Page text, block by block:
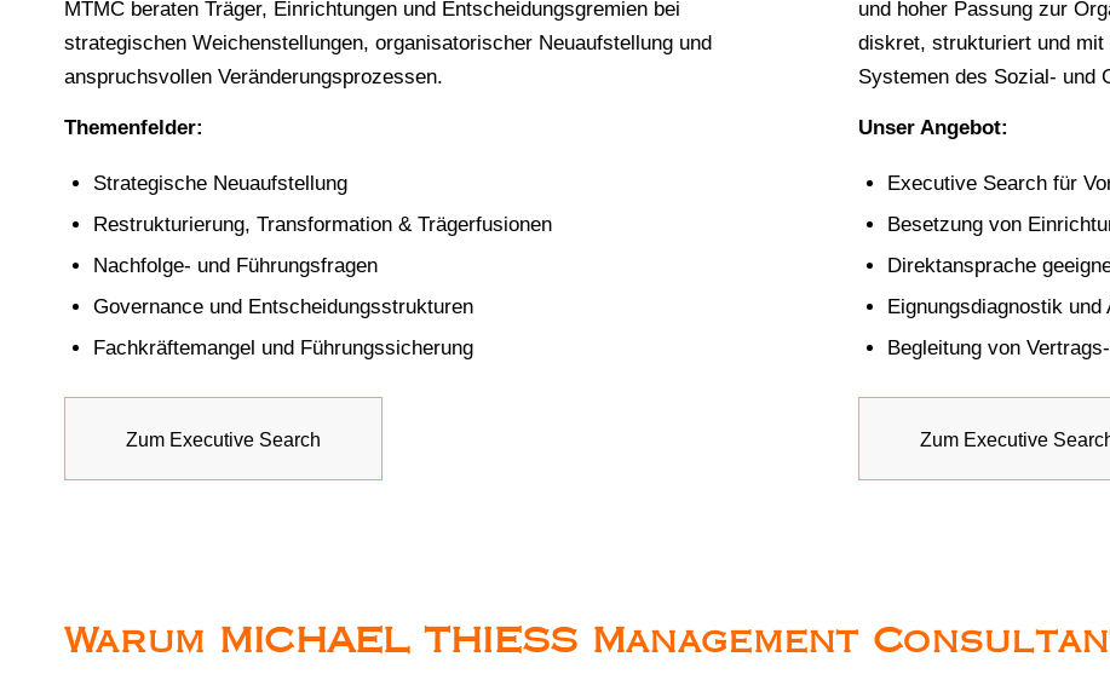
MTMC beraten Träger, Einrichtungen und Entscheidungsgremien bei
strategischen Weichenstellungen, organisatorischer Neuaufstellung und
anspruchsvollen Veränderungsprozessen.
Themenfelder:
Strategische Neuaufstellung
Restrukturierung, Transformation & Trägerfusionen
Nachfolge- und Führungsfragen
Governance und Entscheidungsstrukturen
Fachkräftemangel und Führungssicherung
Zum Executive Search
und hoher Passung zur
diskret, strukturiert und mit
Systemen des Sozial- und
Unser Angebot:
Executive Search für
Besetzung von
Direktansprache
Eignungsdiagnostik und
Begleitung von
Zum Executive
Warum MICHAEL THIESS Management